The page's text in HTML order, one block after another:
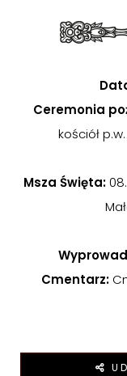
Ceremonia
kościół
Msza Święta:
Cmentarz: